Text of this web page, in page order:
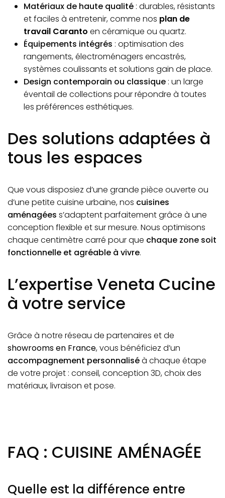
Matériaux de haute qualité : durables, résistants
et faciles à entretenir, comme nos plan de
travail Caranto en céramique ou quartz.
Équipements intégrés : optimisation des
rangements, électroménagers encastrés,
systèmes coulissants et solutions gain de place.
Design contemporain ou classique : un large
éventail de collections pour répondre à toutes
les préférences esthétiques.
Des solutions adaptées à
tous les espaces
Que vous disposiez d’une grande pièce ouverte ou
d’une petite cuisine urbaine, nos cuisines
aménagées s’adaptent parfaitement grâce à une
conception flexible et sur mesure. Nous optimisons
chaque centimètre carré pour que chaque zone soit
fonctionnelle et agréable à vivre.
L’expertise Veneta Cucine
à votre service
Grâce à notre réseau de partenaires et de
showrooms en France, vous bénéficiez d’un
accompagnement personnaliséà chaque étape
de votre projet : conseil, conception 3D, choix des
matériaux, livraison et pose.
FAQ : CUISINE AMÉNAGÉE
Quelle est la différence entre